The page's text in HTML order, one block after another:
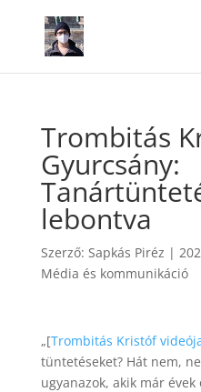
Trombitás
Gyurcsány:
lebontva
Szerző: Sapkás Piréz |
Média és kommunikáció
„[Trombitás Kristóf
tüntetéseket? Hát nem,
ugyanazok, akik már